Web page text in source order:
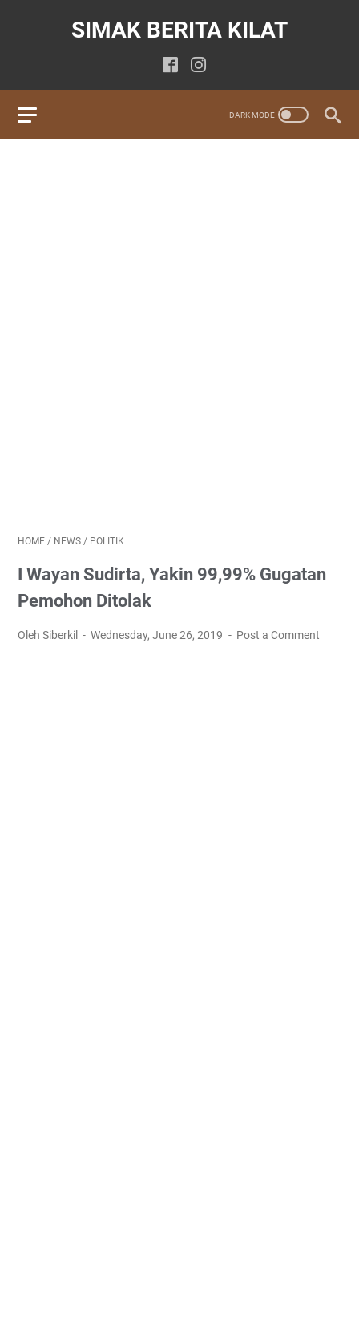
SIMAK BERITA KILAT
HOME / NEWS / POLITIK
I Wayan Sudirta, Yakin 99,99% Gugatan
Pemohon Ditolak
Oleh Siberkil Wednesday, June 26, 2019 Post a Comment